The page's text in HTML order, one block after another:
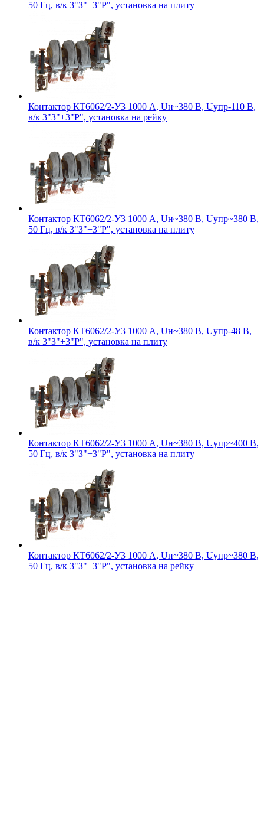
50 Гц, в/к 3"З"+3"Р", установка на плиту
Контактор КТ6062/2-У3 1000 А, Uн~380 В, Uупр-110 В,
в/к 3"З"+3"Р", установка на рейку
Контактор КТ6062/2-У3 1000 А, Uн~380 В, Uупр~380 В,
50 Гц, в/к 3"З"+3"Р", установка на плиту
Контактор КТ6062/2-У3 1000 А, Uн~380 В, Uупр-48 В,
в/к 3"З"+3"Р", установка на плиту
Контактор КТ6062/2-У3 1000 А, Uн~380 В, Uупр~400 В,
50 Гц, в/к 3"З"+3"Р", установка на плиту
Контактор КТ6062/2-У3 1000 А, Uн~380 В, Uупр~380 В,
50 Гц, в/к 3"З"+3"Р", установка на рейку